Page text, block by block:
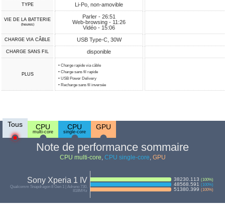
TYPE Li-Po, non-amovible
VIE DE LA BATTERIE
(heures)
Parler - 26:51
Web-browsing - 11:26
Vidéo - 15:06
CHARGE VIA CÂBLE USB Type-C, 30W
CHARGE SANS FIL disponible
PLUS
• Charge rapide via câble
• Charge sans fil rapide
• USB Power Delivery
• Recharge sans fil inversée
Tous CPU
multi-core
CPU
single-core
GPU
Note de performance sommaire
CPU multi-core, CPU single-core, GPU
Sony Xperia 1 IV
Qualcomm Snapdragon 8 Gen 1 | Adreno 730,
818MHz
38230.113 (100%)
48568.591 (100%)
51380.399 (100%)